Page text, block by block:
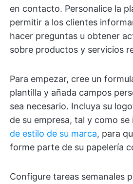
en contacto. Personalice la
permitir a los clientes
hacer preguntas u obtener
sobre productos y servicios
Para empezar, cree un
plantilla y añada campos
sea necesario. Incluya su
de su empresa, tal y como se
de estilo de su marca, para
forme parte de su papelería
Configure tareas semanales